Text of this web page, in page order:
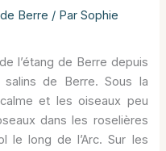
Berre / ParSophie
l’étang de Berre depuis
salins de Berre. Sous la
et les oiseaux peu
dans les roselières
le long de l’Arc. Sur les